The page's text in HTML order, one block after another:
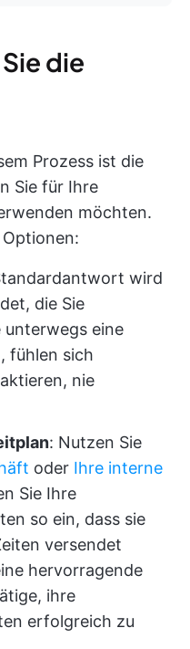
die
Prozess ist die
Sie für Ihre
möchten.
wird
die Sie
unterwegs eine
fühlen sich
nie
: Nutzen Sie
oder Ihre interne
Sie Ihre
so ein, dass sie
versendet
hervorragende
ihre
erfolgreich zu